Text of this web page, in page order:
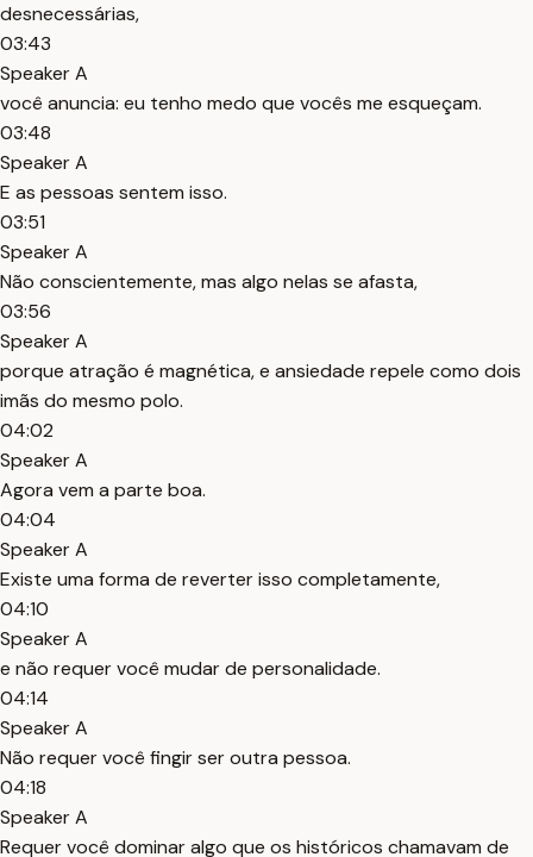
desnecessárias,
03:43
Speaker A
você anuncia: eu tenho medo que vocês me esqueçam.
03:48
Speaker A
E as pessoas sentem isso.
03:51
Speaker A
Não conscientemente, mas algo nelas se afasta,
03:56
Speaker A
porque atração é magnética, e ansiedade repele como dois
imãs do mesmo polo.
04:02
Speaker A
Agora vem a parte boa.
04:04
Speaker A
Existe uma forma de reverter isso completamente,
04:10
Speaker A
e não requer você mudar de personalidade.
04:14
Speaker A
Não requer você fingir ser outra pessoa.
04:18
Speaker A
Requer você dominar algo que os históricos chamavam de